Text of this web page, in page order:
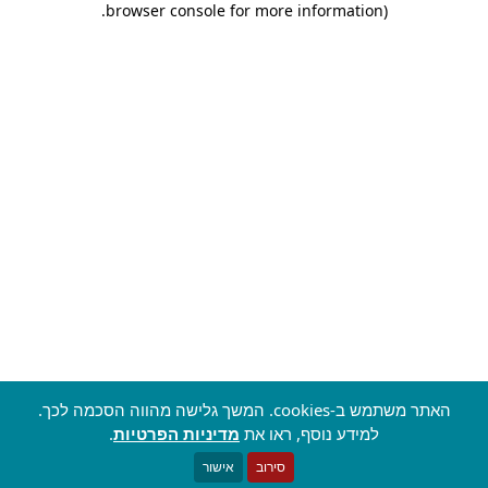
browser console for more information)
.
האתר משתמש ב-cookies. המשך גלישה מהווה הסכמה לכך.
למידע נוסף, ראו את מדיניות הפרטיות.
סירוב אישור